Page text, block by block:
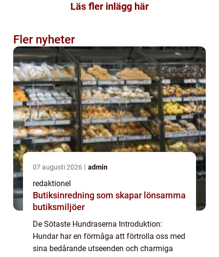
Läs fler inlägg här
Fler nyheter
07 augusti 2026 admin
redaktionel
Butiksinredning som skapar lönsamma
butiksmiljöer
De Sötaste Hundraserna Introduktion:
Hundar har en förmåga att förtrolla oss med
sina bedårande utseenden och charmiga